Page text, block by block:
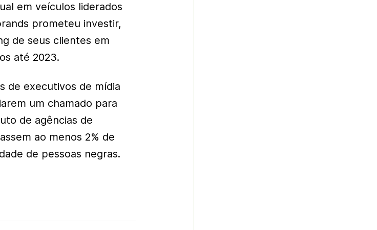
em veículos liderados
prometeu investir,
de seus clientes em
até 2023.
de executivos de mídia
um chamado para
de agências de
ao menos 2% de
de pessoas negras.